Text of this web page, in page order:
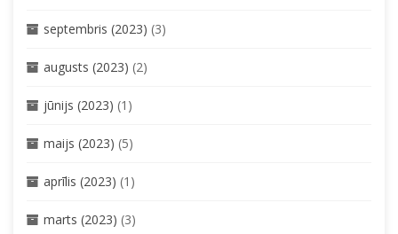
septembris (2023) (3)
augusts (2023) (2)
jūnijs (2023) (1)
maijs (2023) (5)
aprīlis (2023) (1)
marts (2023) (3)